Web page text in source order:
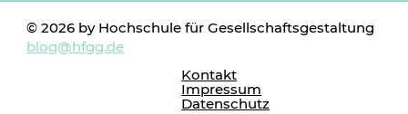
© 2026 by Hochschule für Gesellschaftsgestaltung
blog@hfgg.de
Impressum
Datenschutz
Kontakt